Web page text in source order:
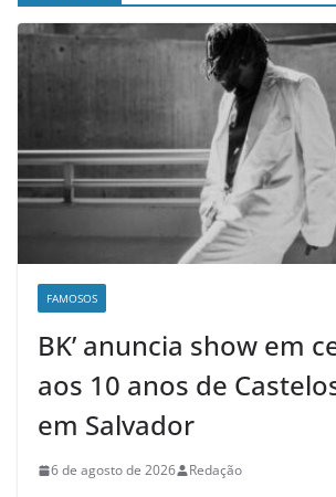
FAMOSOS
BK’ anuncia show em
aos 10 anos de
em Salvador
6 de agosto de 2026 Redação